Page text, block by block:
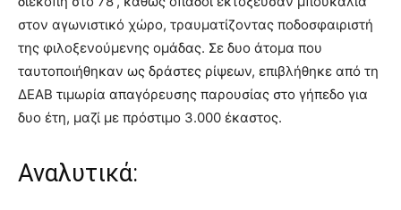
στον αγωνιστικό χώρο, τραυματίζοντας ποδοσφαιριστή
της φιλοξενούμενης ομάδας. Σε δυο άτομα που
ταυτοποιήθηκαν ως δράστες ρίψεων, επιβλήθηκε από τη
ΔΕΑΒ τιμωρία απαγόρευσης παρουσίας στο γήπεδο για
δυο έτη, μαζί με πρόστιμο 3.000 έκαστος.
Αναλυτικά: